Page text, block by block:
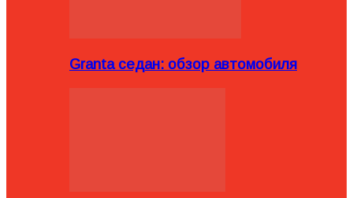
Granta седан: обзор автомобиля